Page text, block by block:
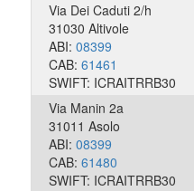
Via Dei Caduti 2/h
31030 Altivole
ABI: 08399
CAB: 61461
SWIFT: ICRAITRRB30
Via Manin 2a
31011 Asolo
ABI: 08399
CAB: 61480
SWIFT: ICRAITRRB30